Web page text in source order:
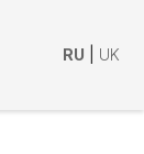
RU UK